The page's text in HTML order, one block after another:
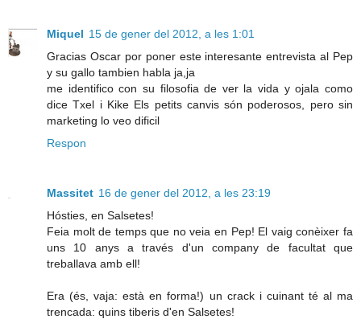
Miquel 15 de gener del 2012, a les 1:01
Gracias Oscar por poner este interesante entrevista al Pep
y su gallo tambien habla ja,ja
me identifico con su filosofia de ver la vida y ojala como
dice Txel i Kike Els petits canvis són poderosos, pero sin
marketing lo veo dificil
Respon
Massitet 16 de gener del 2012, a les 23:19
Hósties, en Salsetes!
Feia molt de temps que no veia en Pep! El vaig conèixer fa
uns 10 anys a través d'un company de facultat que
treballava amb ell!
Era (és, vaja: està en forma!) un crack i cuinant té al ma
trencada: quins tiberis d'en Salsetes!